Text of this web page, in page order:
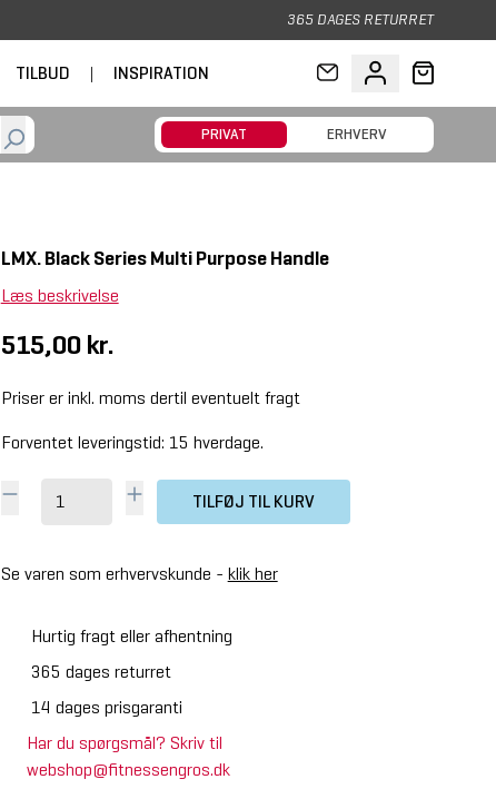
365 DAGES RETURRET
TILBUD | INSPIRATION
PRIVAT ERHVERV
LMX. Black Series Multi Purpose Handle
Læs beskrivelse
515,00 kr.
Priser er inkl. moms dertil eventuelt fragt
Forventet leveringstid: 15 hverdage.
TILFØJ TIL KURV
Se varen som erhvervskunde - klik her
Hurtig fragt eller afhentning
365 dages returret
14 dages prisgaranti
Har du spørgsmål? Skriv til
webshop@fitnessengros.dk